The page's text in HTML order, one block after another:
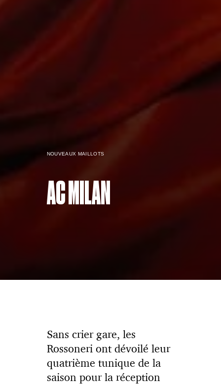
NOUVEAUX MAILLOTS
AC MILAN
Sans crier gare, les
Rossoneri ont dévoilé leur
quatrième tunique de la
saison pour la réception